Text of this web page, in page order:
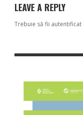
LEAVE A REPLY
Trebuie să fii autentificat